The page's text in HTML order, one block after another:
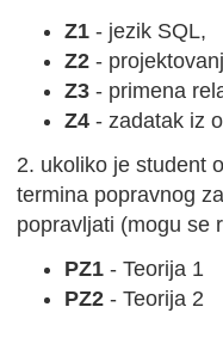
Z1 - jezik SQL,
Z2 -
Z3 - primena
Z4 - zadatak iz
2. ukoliko je student
termina popravnog
popravljati (mogu se
PZ1 - Teorija 1
PZ2 - Teorija 2